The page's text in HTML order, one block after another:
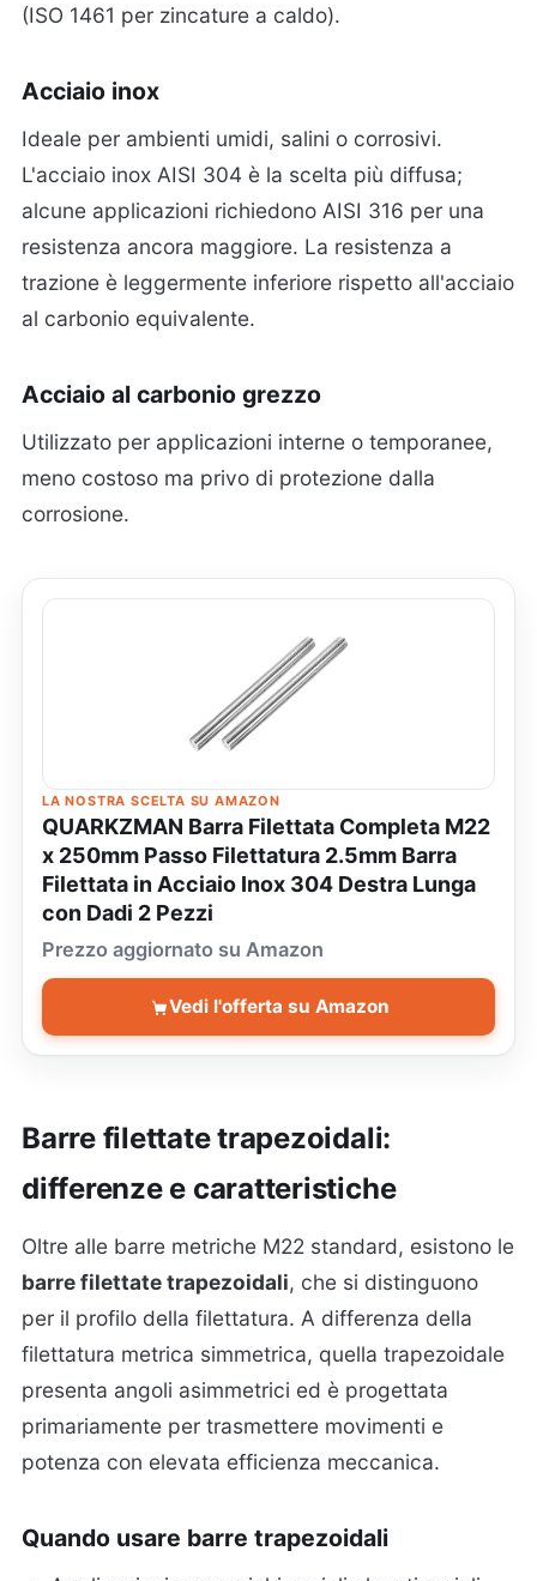
(ISO 1461 per zincature a caldo).
Acciaio inox
Ideale per ambienti umidi, salini o corrosivi.
L'acciaio inox AISI 304 è la scelta più diffusa;
alcune applicazioni richiedono AISI 316 per una
resistenza ancora maggiore. La resistenza a
trazione è leggermente inferiore rispetto all'acciaio
al carbonio equivalente.
Acciaio al carbonio grezzo
Utilizzato per applicazioni interne o temporanee,
meno costoso ma privo di protezione dalla
corrosione.
LA NOSTRA SCELTA SU AMAZON
QUARKZMAN Barra Filettata Completa M22
x 250mm Passo Filettatura 2.5mm Barra
Filettata in Acciaio Inox 304 Destra Lunga
con Dadi 2 Pezzi
Prezzo aggiornato su Amazon
Vedi l'offerta su Amazon
Barre filettate trapezoidali:
differenze e caratteristiche
Oltre alle barre metriche M22 standard, esistono le
barre filettate trapezoidali, che si distinguono
per il profilo della filettatura. A differenza della
filettatura metrica simmetrica, quella trapezoidale
presenta angoli asimmetrici ed è progettata
primariamente per trasmettere movimenti e
potenza con elevata efficienza meccanica.
Quando usare barre trapezoidali